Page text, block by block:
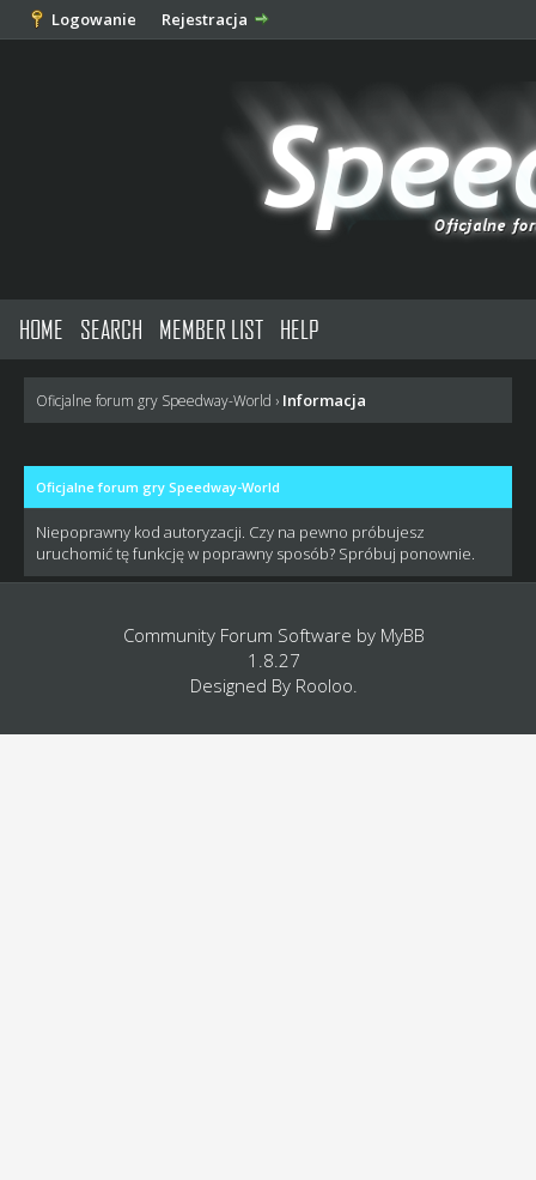
Logowanie Rejestracja
HOME SEARCH MEMBER LIST HELP
Oficjalne forum gry Speedway-World › Informacja
Oficjalne forum gry Speedway-World
Niepoprawny kod autoryzacji. Czy na pewno próbujesz
uruchomić tę funkcję w poprawny sposób? Spróbuj ponownie.
Community Forum Software by MyBB
1.8.27
Designed By Rooloo.